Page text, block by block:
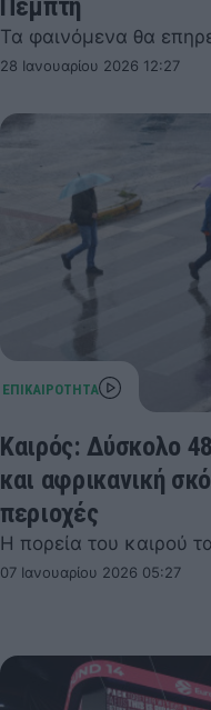
Πέμπτη
Τα φαινόμενα θα
28 Ιανουαρίου 2026 12:27
Καιρός: Δύσκολο
και αφρικανική
περιοχές
Η πορεία του καιρού
07 Ιανουαρίου 2026 05:27